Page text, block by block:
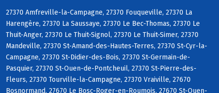
27370 Amfreville-la-Campagne, 27370 Fouqueville, 27370 La
Harengère, 27370 La Saussaye, 27370 Le Bec-Thomas, 27370 Le
Thuit-Anger, 27370 Le Thuit-Signol, 27370 Le Thuit-Simer, 27370
Mandeville, 27370 St-Amand-des-Hautes-Terres, 27370 St-Cyr-la-
Campagne, 27370 St-Didier-des-Bois, 27370 St-Germain-de-
Pasquier, 27370 St-Ouen-de-Pontcheuil, 27370 St-Pierre-des-
Fleurs, 27370 Tourville-la-Campagne, 27370 Vraiville, 27670
Bosnormand, 27670 Le Bosc-Roger-en-Roumois, 27670 St-Ouen-